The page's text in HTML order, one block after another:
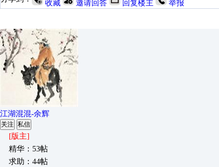
收藏 邀请回答 回复楼主 举报
江湖混混-余辉
关注 私信
[版主]
精华：53帖
求助：44帖